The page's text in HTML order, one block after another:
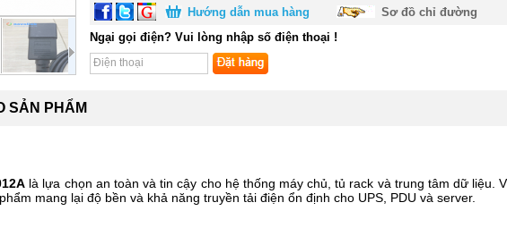
Hướng dẫn mua hàng
Sơ đồ chỉ đường
Ngại gọi điện? Vui lòng nhập số điện thoại !
SẢN PHẨM
là lựa chọn an toàn và tin cậy cho hệ thống máy chủ, tủ rack và trung tâm dữ liệu.
phẩm mang lại độ bền và khả năng truyền tải điện ổn định cho UPS, PDU và server.